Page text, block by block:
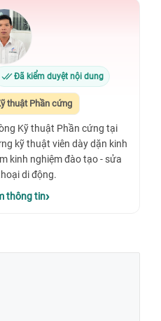
Đã kiểm duyệt nội dung
thuật Phần cứng
Kỹ thuật Phần cứng tại
kỹ thuật viên dày dặn kinh
kinh nghiệm đào tạo - sửa
di động.
thông tin